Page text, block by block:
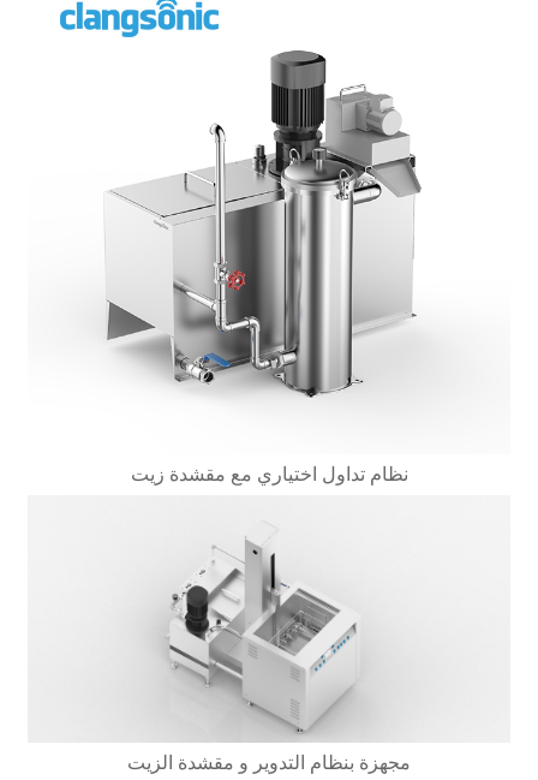
نظام تداول اختياري مع مقشدة زيت
مجهزة بنظام التدوير و مقشدة الزيت